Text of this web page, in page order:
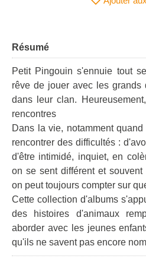
Résumé
Petit Pingouin s'ennuie tout
rêve de jouer avec les
dans leur clan.
rencontres
Dans la vie, notamment
rencontrer des difficultés :
d'être intimidé, inquiet, en
on se sent différent et souvent
on peut toujours compter sur
Cette collection d'albums
des histoires d'animaux
aborder avec les jeunes
qu'ils ne savent pas encore